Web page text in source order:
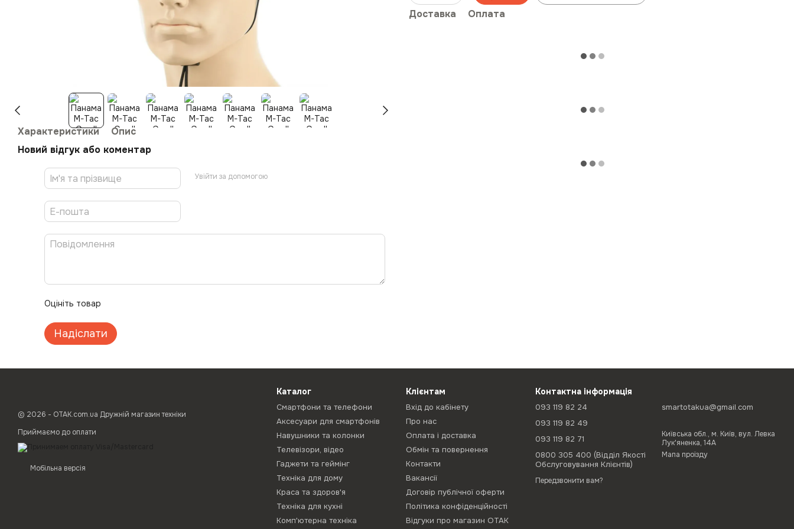
Характеристики
Опис
Новий відгук або коментар
Увійти за допомогою
Оцініть товар
Надіслати
Доставка Оплата
© 2026 - ОТАК.com.ua Дружній магазин техніки
Приймаємо до оплати
Мобільна версія
Каталог
Смартфони та телефони
Аксесуари для смартфонів
Навушники та колонки
Телевізори, відео
Гаджети та геймінг
Техніка для дому
Краса та здоров'я
Техніка для кухні
Комп'ютерна техніка
Клієнтам
Вхід до кабінету
Про нас
Оплата і доставка
Обмін та повернення
Контакти
Вакансії
Договір публічної оферти
Політика конфіденційності
Відгуки про магазин ОТАК
Контактна інформація
093 119 82 24
093 119 82 49
093 119 82 71
0800 305 400 (Відділ Якості
Обслуговування Клієнтів)
Передзвонити вам?
smartotakua@gmail.com
Київська обл., м. Київ, вул. Левка
Лук'яненка, 14А
Мапа проїзду